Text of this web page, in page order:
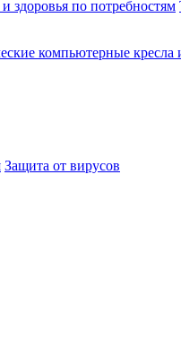
здоровья по потребностям
компьютерные кресла
Защита от вирусов